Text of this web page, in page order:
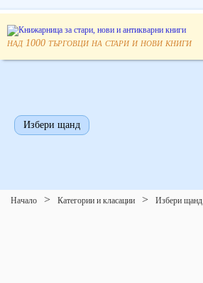
над 1000 търговци на стари и нови книги
Избери щанд
Начало Категории и класации Избери щанд